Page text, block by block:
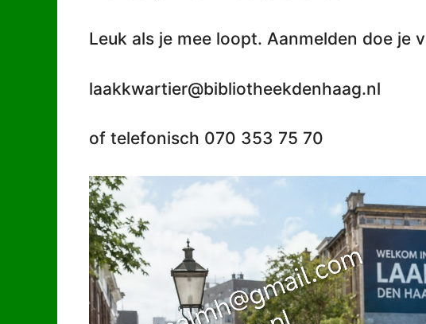
Leuk als je mee loopt. Aanmelden doe je
laakkwartier@bibliotheekdenhaag.nl
of telefonisch 070 353 75 70